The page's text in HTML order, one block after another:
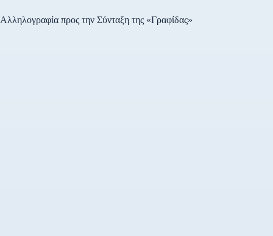
Αλληλογραφία προς την Σύνταξη της «Γραφίδας»